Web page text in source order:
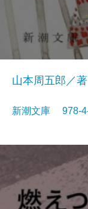
山本周五郎／著
新潮文庫 978-